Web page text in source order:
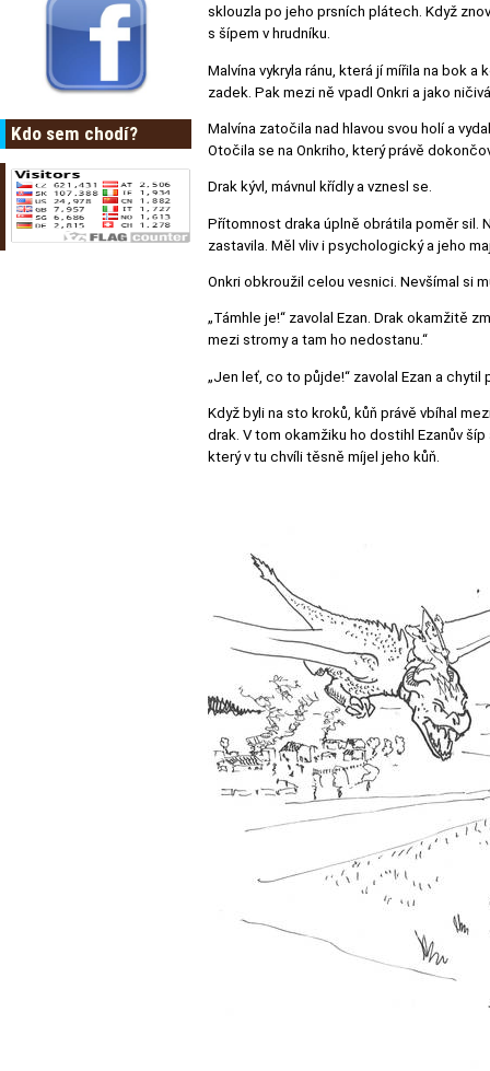
Kdo sem chodí?
sklouzla po jeho prsních plátech. Když
s šípem v hrudníku.
Malvína vykryla ránu, která jí mířila na bok
zadek. Pak mezi ně vpadl Onkri a jako
Malvína zatočila nad hlavou svou holí a
Otočila se na Onkriho, který právě
Drak kývl, mávnul křídly a vznesl se.
Přítomnost draka úplně obrátila poměr sil.
zastavila. Měl vliv i psychologický a jeho
Onkri obkroužil celou vesnici. Nevšímal si
„Támhle je!“ zavolal Ezan. Drak okamžitě
mezi stromy a tam ho nedostanu.“
„Jen leť, co to půjde!“ zavolal Ezan a chytil
Když byli na sto kroků, kůň právě vbíhal
drak. V tom okamžiku ho dostihl Ezanův
který v tu chvíli těsně míjel jeho kůň.